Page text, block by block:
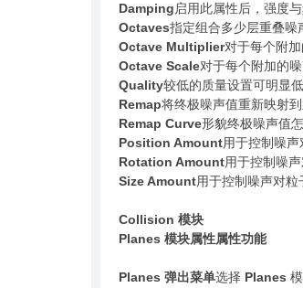
Damping启用此属性后，强度
Octaves指定组合多少层重叠噪
Octave Multiplier对于每个附加
Octave Scale对于每个附加的
Quality较低的质量设置可明显
Remap将终极噪声值重新映射到
Remap Curve形貌终极噪声值
Position Amount用于控制噪声
Rotation Amount用于控制噪
Size Amount用于控制噪声对粒
Collision 模块
Planes 模块属性属性功能
Planes 弹出菜单选择 Planes 模